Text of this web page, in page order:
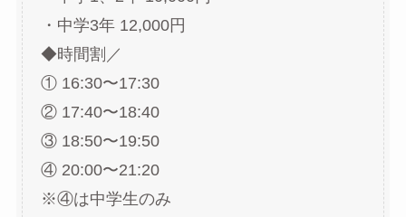
・中学3年 12,000円
◆時間割／
① 16:30〜17:30
② 17:40〜18:40
③ 18:50〜19:50
④ 20:00〜21:20
※④は中学生のみ